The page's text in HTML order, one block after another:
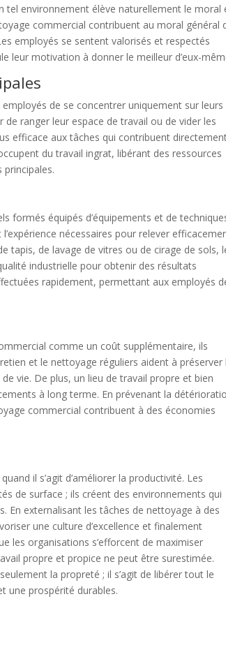
tel environnement élève naturellement le moral
commercial contribuent au moral général
employés se sentent valorisés et respectés
leur motivation à donner le meilleur d’eux-
de se concentrer uniquement sur leurs
de ranger leur espace de travail ou de vider les
efficace aux tâches qui contribuent
du travail ingrat, libérant des ressources
formés équipés d’équipements et de
nécessaires pour relever
tapis, de lavage de vitres ou de cirage de sols,
industrielle pour obtenir des résultats
rapidement, permettant aux employés
comme un coût supplémentaire, ils
et le nettoyage réguliers aident à préserver
vie. De plus, un lieu de travail propre et bien
à long terme. En prévenant la
commercial contribuent à des économies
il s’agit d’améliorer la productivité. Les
de surface ; ils créent des environnements qui
En externalisant les tâches de nettoyage à des
une culture d’excellence et finalement
les organisations s’efforcent de maximiser
propre et propice ne peut être surestimée.
la propreté ; il s’agit de libérer tout le
une prospérité durables.